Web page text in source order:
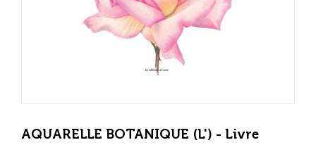
AQUARELLE BOTANIQUE (L') - Livre